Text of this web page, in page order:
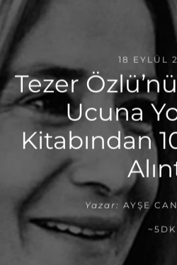
18 EYLÜL
Tezer
Ucuna
Kitabından
Yazar: AYŞE
~5DK